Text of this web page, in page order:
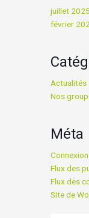
juillet 2025
février
Actualités
Nos
Méta
Connexion
Flux des
Flux des
Site de